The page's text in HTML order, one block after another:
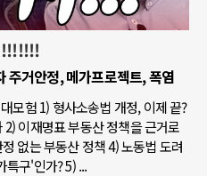
!!!!!!!
주거안정, 메가프로젝트, 폭염
모험 1) 형사소송법 개정, 이제 끝?
이재명표 부동산 정책을 근거로
없는 부동산 정책 4) 노동법 도려
특구'인가? 5) ...